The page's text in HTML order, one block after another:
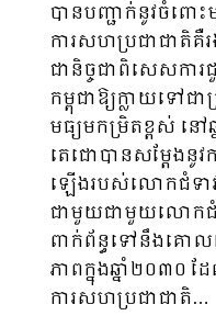
បានបញ្ជាក់នូវចំពោះ
ការសហប្រជាជាតិគឺ
ជានិច្ចជាពិសេសកា
កម្ពុជាឱ្យក្លាយទៅ
មធ្យមកម្រិតខ្ពស់ នៅ
តេជោបានសម្ដែងនូវ
ឡើងរបស់លោកជំទា
ជាមួយជាមួយលោកជំ
ពាក់ព័ន្ធទៅនឹងគោ
ភាពក្នុងឆ្នាំ២០៣០
ការសហប្រជាជាតិ…